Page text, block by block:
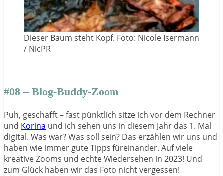
Dieser Baum steht Kopf. Foto: Nicole Isermann
/ NicPR
#08 – Blog-Buddy-Zoom
Puh, geschafft – fast pünktlich sitze ich vor dem Rechner
und Korina und ich sehen uns in diesem Jahr das 1. Mal
digital. Was war? Was soll sein? Das erzählen wir uns und
haben wie immer gute Tipps füreinander. Auf viele
kreative Zooms und echte Wiedersehen in 2023! Und
zum Glück haben wir das Foto nicht vergessen!